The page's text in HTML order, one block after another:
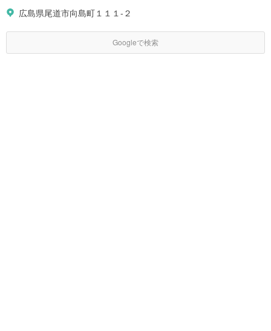
広島県尾道市向島町１１１-２
Googleで検索